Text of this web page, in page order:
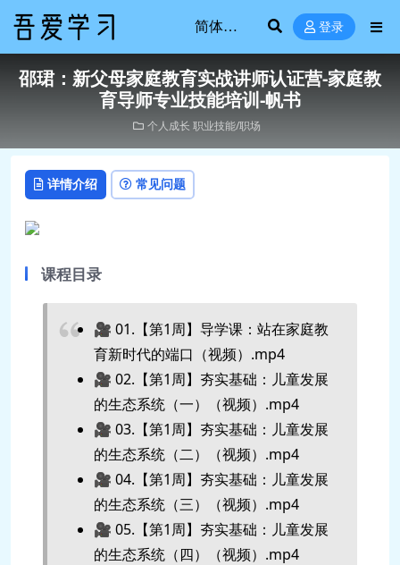
登录
邵珺：新父母家庭教育实战讲师认证营-家庭教
育导师专业技能培训-帆书
个人成长 职业技能/职场
详情介绍 常见问题
课程目录
🎥 01.【第1周】导学课：站在家庭教
育新时代的端口（视频）.mp4
🎥 02.【第1周】夯实基础：儿童发展
的生态系统（一）（视频）.mp4
🎥 03.【第1周】夯实基础：儿童发展
的生态系统（二）（视频）.mp4
🎥 04.【第1周】夯实基础：儿童发展
的生态系统（三）（视频）.mp4
🎥 05.【第1周】夯实基础：儿童发展
的生态系统（四）（视频）.mp4